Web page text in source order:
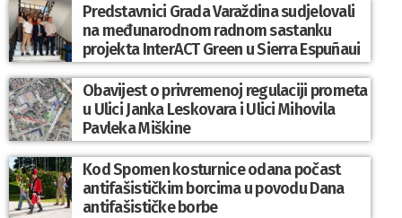
Predstavnici Grada Varaždina sudjelovali
na međunarodnom radnom sastanku
projekta InterACT Green u Sierra Espuñaui
Obavijest o privremenoj regulaciji prometa
u Ulici Janka Leskovara i Ulici Mihovila
Pavleka Miškine
Kod Spomen kosturnice odana počast
antifašističkim borcima u povodu Dana
antifašističke borbe